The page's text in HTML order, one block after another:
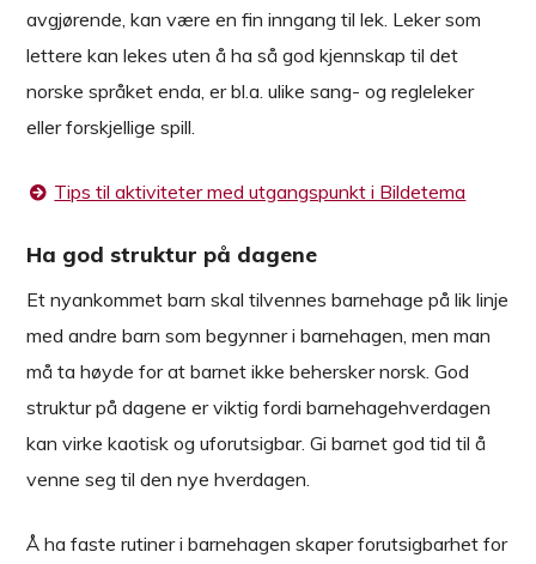
avgjørende, kan være en fin inngang til lek. Leker som
lettere kan lekes uten å ha så god kjennskap til det
norske språket enda, er bl.a. ulike sang- og regleleker
eller forskjellige spill.
Tips til aktiviteter med utgangspunkt i Bildetema
Ha god struktur på dagene
Et nyankommet barn skal tilvennes barnehage på lik linje
med andre barn som begynner i barnehagen, men man
må ta høyde for at barnet ikke behersker norsk. God
struktur på dagene er viktig fordi barnehagehverdagen
kan virke kaotisk og uforutsigbar. Gi barnet god tid til å
venne seg til den nye hverdagen.
Å ha faste rutiner i barnehagen skaper forutsigbarhet for